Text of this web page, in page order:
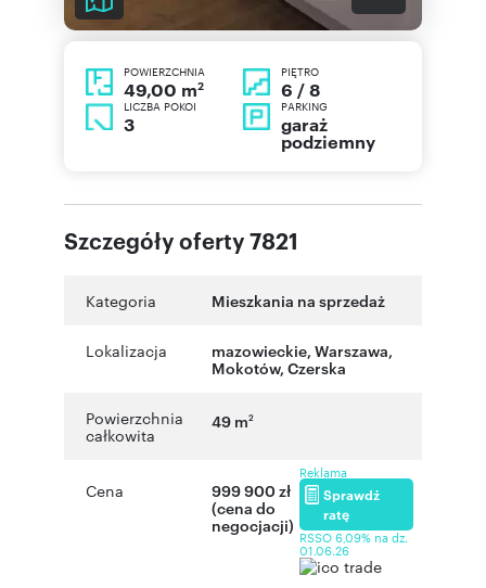
POWIERZCHNIA
49,00 m2
PIĘTRO
6 / 8
LICZBA POKOI
3
PARKING
garaż
podziemny
Szczegóły oferty 7821
Kategoria Mieszkania na sprzedaż
Lokalizacja mazowieckie, Warszawa,
Mokotów, Czerska
Powierzchnia
całkowita
49 m2
Cena
999 900 zł
(cena do
negocjacji)
Reklama
Sprawdź
ratę
RSSO 6,09% na dz.
01.06.26